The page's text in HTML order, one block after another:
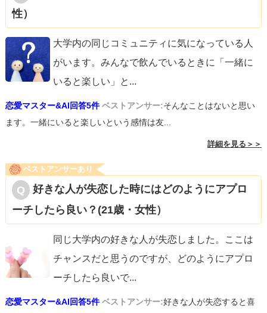
性）
大学内の同じコミュニティに気になっている人
がいます。みんなで飲んでいるときに「一緒に
いると楽しい」と ...
恋愛マスター&AI回答5件 ベストアンサー:そんなことはないと思い
ます。一緒にいると楽しいという感情は友...
詳細を見る＞＞
ベストアンサーあり
好きな人が失恋した時にはどのようにアプロ
ーチしたら良い？(21歳・女性）
同じ大学内の好きな人が失恋しました。ここは
チャンスだと思うのですが、どのようにアプロ
ーチしたら良いで...
恋愛マスター&AI回答5件 ベストアンサー:好きな人が失恋すると喜